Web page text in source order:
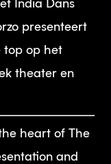
India Dans
presenteert
top op het
theater en
heart of The
and